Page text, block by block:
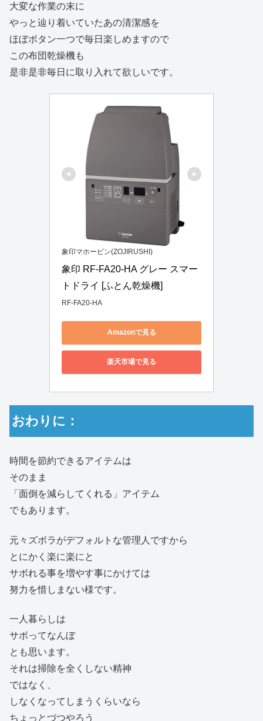
大変な作業の末に
やっと辿り着いていたあの清潔感を
ほぼボタン一つで毎日楽しめますので
この布団乾燥機も
是非是非毎日に取り入れて欲しいです。
象印マホービン(ZOJIRUSHI)
象印 RF-FA20-HA グレー スマー
トドライ [ふとん乾燥機]
RF-FA20-HA
Amazonで見る
楽天市場で見る
おわりに：
時間を節約できるアイテムは
そのまま
「面倒を減らしてくれる」アイテム
でもあります。
元々ズボラがデフォルトな管理人ですから
とにかく楽に楽にと
サボれる事を増やす事にかけては
努力を惜しまない様です。
一人暮らしは
サボってなんぼ
とも思います。
それは掃除を全くしない精神
ではなく、
しなくなってしまうくらいなら
ちょっとづつやろう